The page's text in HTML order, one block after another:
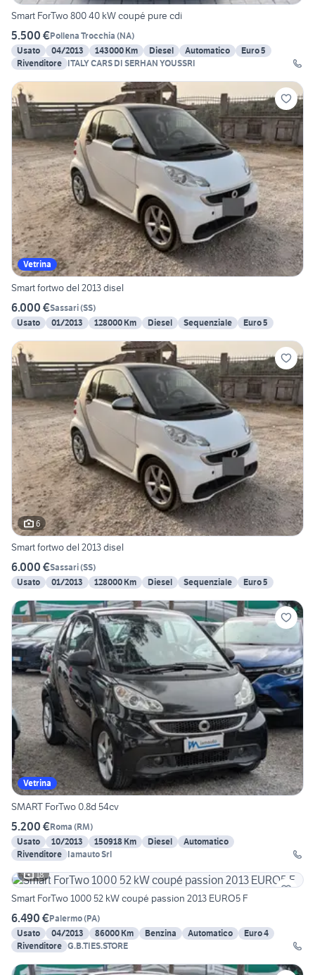
Smart ForTwo 800 40 kW coupé pure cdi
5.500 €Pollena Trocchia (NA)
Usato
04/2013 143000 Km Diesel Automatico
Euro 5
Rivenditore ITALY CARS DI SERHAN YOUSSRI
Vetrina
Smart fortwo del 2013 disel
6.000 €Sassari(SS)
Usato
01/2013 128000 Km Diesel Sequenziale Euro 5
6
Smart fortwo del 2013 disel
6.000 €Sassari(SS)
Usato
01/2013 128000 Km Diesel Sequenziale Euro 5
Vetrina
SMART ForTwo 0.8d 54cv
5.200 €Roma (RM)
Usato
10/2013 150918 Km Diesel
Automatico
Rivenditore Iamauto Srl
18
Smart ForTwo 1000 52 kW coupé passion 2013 EURO5 F
6.490 €Palermo(PA)
Usato
04/2013 86000 Km Benzina Automatico
Euro 4
Rivenditore G.B.TIES.STORE